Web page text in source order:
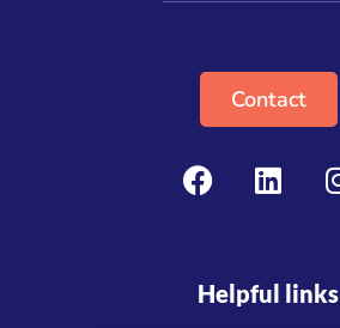
Contact
Helpful links